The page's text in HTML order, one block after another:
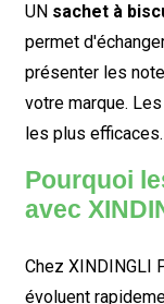
UN sachet à
permet
présenter les
votre marque.
les plus efficaces.
Pourquoi
avec
Chez XINDINGLI
évoluent